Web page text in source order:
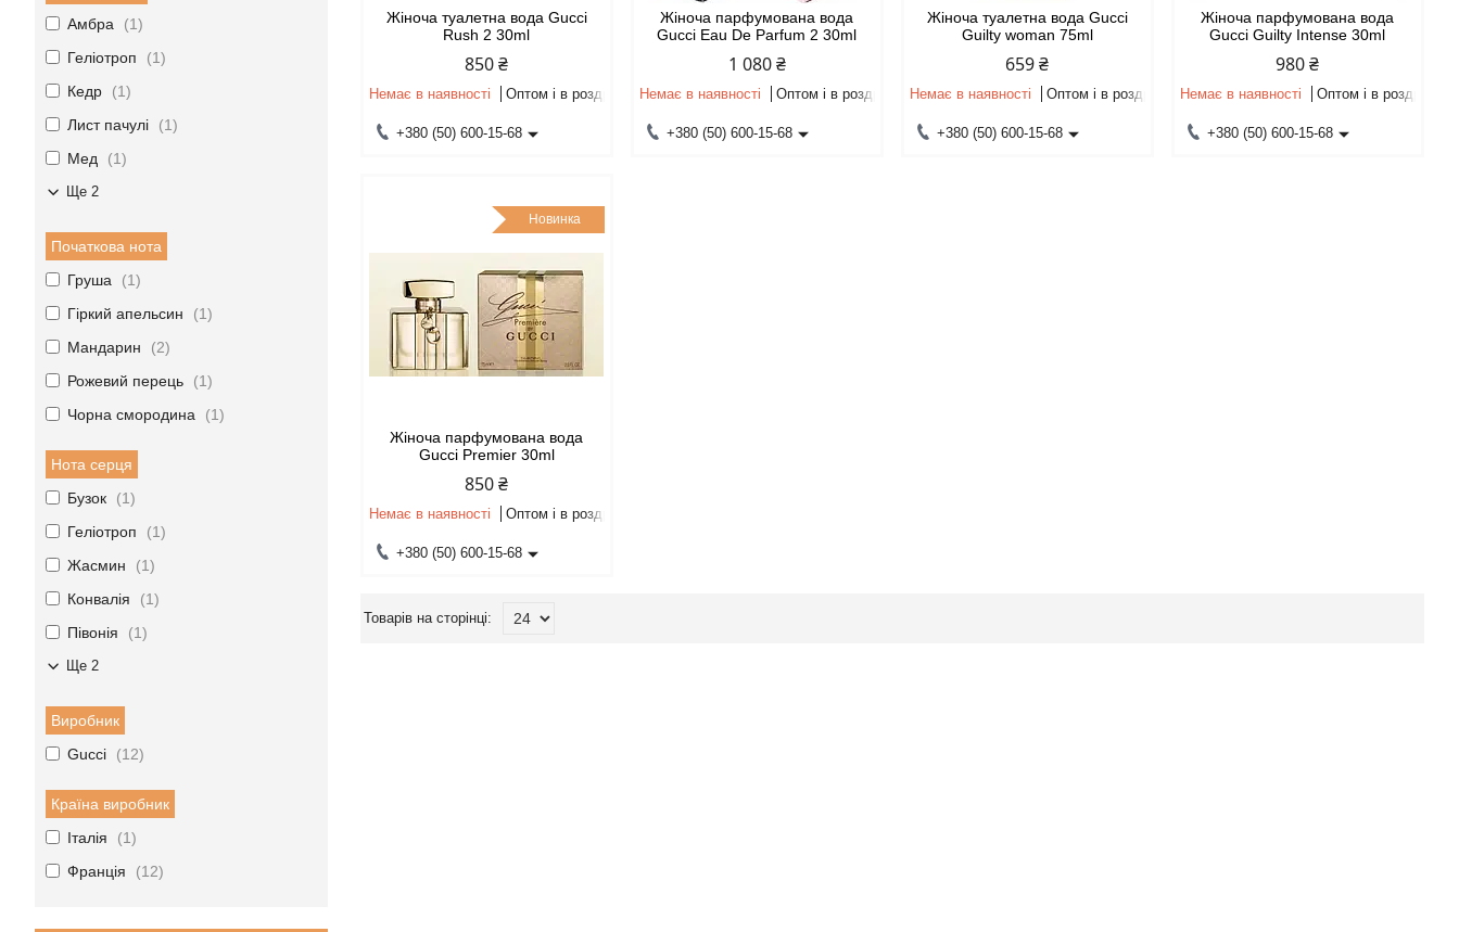
Жіноча туалетна вода Gucci
Rush 2 30ml
850 ₴
Немає в наявності Оптом і в роздріб
+380 (50) 600-15-68
Жіноча парфумована вода
Gucci Eau De Parfum 2 30ml
1 080 ₴
Немає в наявності Оптом і в роздріб
+380 (50) 600-15-68
Жіноча туалетна вода Gucci
Guilty woman 75ml
659 ₴
Немає в наявності Оптом і в роздріб
+380 (50) 600-15-68
Жіноча парфумована вода
Gucci Guilty Intense 30ml
980 ₴
Немає в наявності Оптом і в роздріб
+380 (50) 600-15-68
Новинка
Жіноча парфумована вода
Gucci Premier 30ml
850 ₴
Немає в наявності Оптом і в роздріб
+380 (50) 600-15-68
Амбра
1
Геліотроп
1
Кедр
1
Лист пачулі
1
Мед
1
Ще 2
Початкова нота
Груша
1
Гіркий апельсин
1
Мандарин
2
Рожевий перець
1
Чорна смородина
1
Нота серця
Бузок
1
Геліотроп
1
Жасмин
1
Конвалія
1
Півонія
1
Ще 2
Виробник
Gucci
12
Країна виробник
Італія
1
Франція
12